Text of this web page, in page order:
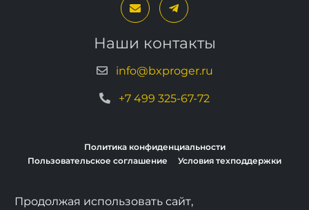
Наши контакты
info@bxproger.ru
+7 499 325-67-72
Политика конфиденциальности
Пользовательское соглашение
Условия техподдержки
Продолжая использовать сайт,